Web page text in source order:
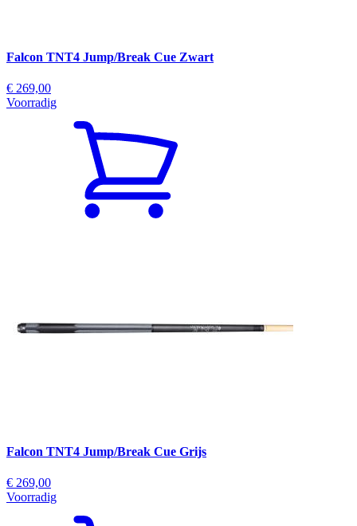
Falcon TNT4 Jump/Break Cue Zwart
€ 269,00
Voorradig
Falcon TNT4 Jump/Break Cue Grijs
€ 269,00
Voorradig